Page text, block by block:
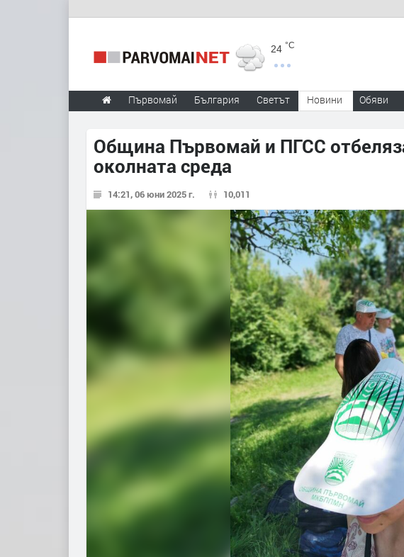
24 °C
Първомай България Светът Новини Обяви
Община Първомай и ПГСС
околната среда
14:21, 06 юни 2025 г. 10,011